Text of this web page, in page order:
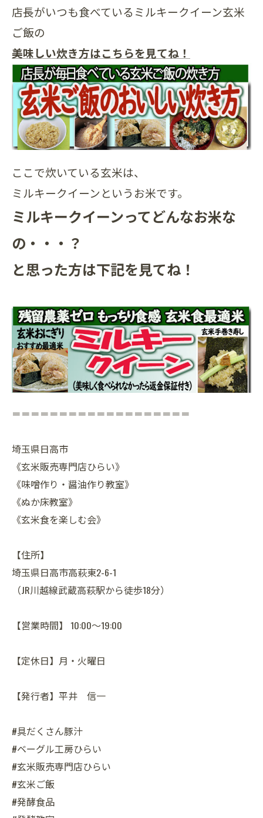
店長がいつも食べているミルキークイーン玄米
ご飯の
美味しい炊き方はこちらを見てね！
ここで炊いている玄米は、
ミルキークイーンというお米です。
ミルキークイーンってどんなお米な
の・・・？
と思った方は下記を見てね！
＝＝＝＝＝＝＝＝＝＝＝＝＝＝＝＝＝＝＝
埼玉県日高市
《玄米販売専門店ひらい》
《味噌作り・醤油作り教室》
《ぬか床教室》
《玄米食を楽しむ会》
【住所】
埼玉県日高市高萩東2-6-1
（JR川越線武蔵高萩駅から徒歩18分）
【営業時間】 10:00～19:00
【定休日】月・火曜日
【発行者】平井 信一
#具だくさん豚汁
#ベーグル工房ひらい
#玄米販売専門店ひらい
#玄米ご飯
#発酵食品